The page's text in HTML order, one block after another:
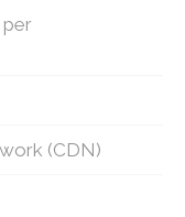
per
(CDN)